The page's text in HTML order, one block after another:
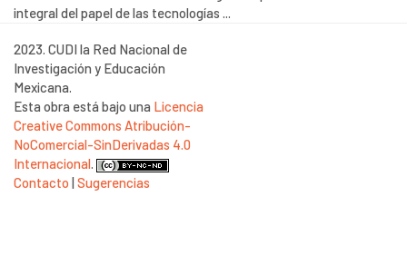
integral del papel de las tecnologías ...
2023. CUDI la Red Nacional de
Investigación y Educación
Mexicana.
Esta obra está bajo una Licencia
Creative Commons Atribución-
NoComercial-SinDerivadas 4.0
Internacional.
Contacto |Sugerencias